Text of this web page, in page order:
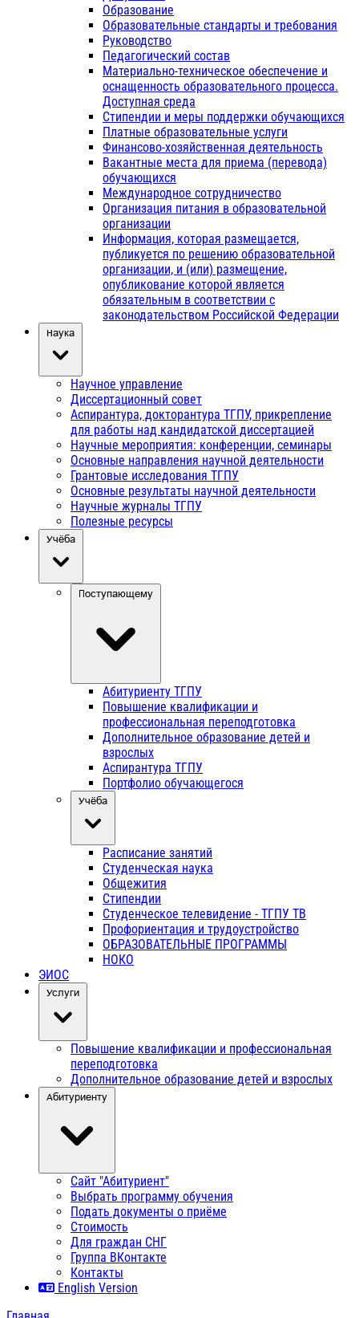
Образование
Образовательные стандарты и требования
Руководство
Педагогический состав
Материально-техническое обеспечение и
оснащенность образовательного процесса.
Доступная среда
Стипендии и меры поддержки обучающихся
Платные образовательные услуги
Финансово-хозяйственная деятельность
Вакантные места для приема (перевода)
обучающихся
Международное сотрудничество
Организация питания в образовательной
организации
Информация, которая размещается,
публикуется по решению образовательной
организации, и (или) размещение,
опубликование которой является
обязательным в соответствии с
законодательством Российской Федерации
Наука
Научное управление
Диссертационный совет
Аспирантура, докторантура ТГПУ, прикрепление
для работы над кандидатской диссертацией
Научные мероприятия: конференции, семинары
Основные направления научной деятельности
Грантовые исследования ТГПУ
Основные результаты научной деятельности
Научные журналы ТГПУ
Полезные ресурсы
Учёба
Поступающему
Абитуриенту ТГПУ
Повышение квалификации и
профессиональная переподготовка
Дополнительное образование детей и
взрослых
Аспирантура ТГПУ
Портфолио обучающегося
Учёба
Расписание занятий
Студенческая наука
Общежития
Стипендии
Студенческое телевидение - ТГПУ ТВ
Профориентация и трудоустройство
ОБРАЗОВАТЕЛЬНЫЕ ПРОГРАММЫ
НОКО
ЭИОС
Услуги
Повышение квалификации и профессиональная
переподготовка
Дополнительное образование детей и взрослых
Абитуриенту
Сайт "Абитуриент"
Выбрать программу обучения
Подать документы о приёме
Стоимость
Для граждан СНГ
Группа ВКонтакте
Контакты
English Version